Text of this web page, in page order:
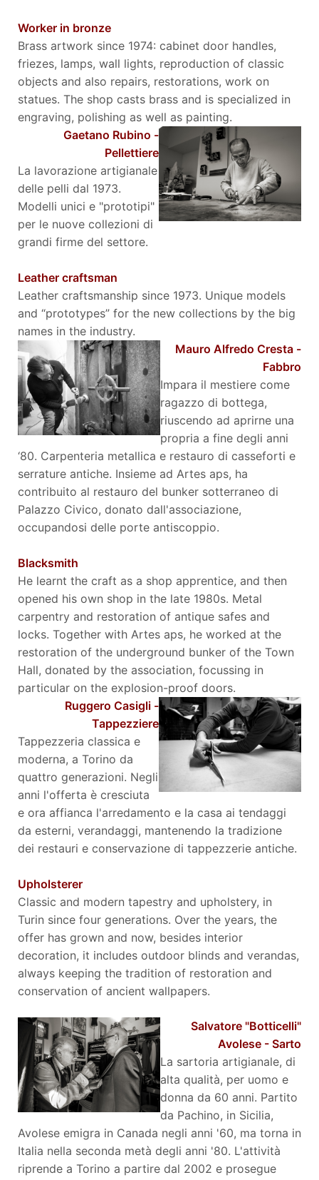
Worker in bronze
Brass artwork since 1974: cabinet door handles,
friezes, lamps, wall lights, reproduction of classic
objects and also repairs, restorations, work on
statues. The shop casts brass and is specialized in
engraving, polishing as well as painting.
Gaetano Rubino -
Pellettiere
La lavorazione artigianale
delle pelli dal 1973.
Modelli unici e "prototipi"
per le nuove collezioni di
grandi firme del settore.
Leather craftsman
Leather craftsmanship since 1973. Unique models
and “prototypes” for the new collections by the big
names in the industry.
Mauro Alfredo Cresta -
Fabbro
Impara il mestiere come
ragazzo di bottega,
riuscendo ad aprirne una
propria a fine degli anni
‘80. Carpenteria metallica e restauro di casseforti e
serrature antiche. Insieme ad Artes aps, ha
contribuito al restauro del bunker sotterraneo di
Palazzo Civico, donato dall'associazione,
occupandosi delle porte antiscoppio.
Blacksmith
He learnt the craft as a shop apprentice, and then
opened his own shop in the late 1980s. Metal
carpentry and restoration of antique safes and
locks. Together with Artes aps, he worked at the
restoration of the underground bunker of the Town
Hall, donated by the association, focussing in
particular on the explosion-proof doors.
Ruggero Casigli -
Tappezziere
Tappezzeria classica e
moderna, a Torino da
quattro generazioni. Negli
anni l'offerta è cresciuta
e ora affianca l'arredamento e la casa ai tendaggi
da esterni, verandaggi, mantenendo la tradizione
dei restauri e conservazione di tappezzerie antiche.
Upholsterer
Classic and modern tapestry and upholstery, in
Turin since four generations. Over the years, the
offer has grown and now, besides interior
decoration, it includes outdoor blinds and verandas,
always keeping the tradition of restoration and
conservation of ancient wallpapers.
Salvatore "Botticelli"
Avolese - Sarto
La sartoria artigianale, di
alta qualità, per uomo e
donna da 60 anni. Partito
da Pachino, in Sicilia,
Avolese emigra in Canada negli anni '60, ma torna in
Italia nella seconda metà degli anni '80. L'attività
riprende a Torino a partire dal 2002 e prosegue